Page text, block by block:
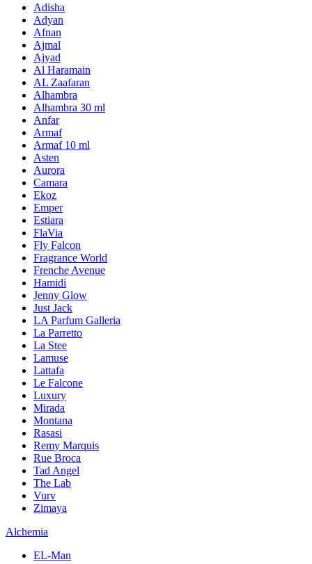
Adisha
Adyan
Afnan
Ajmal
Ajyad
Al Haramain
AL Zaafaran
Alhambra
Alhambra 30 ml
Anfar
Armaf
Armaf 10 ml
Asten
Aurora
Camara
Ekoz
Emper
Estiara
FlaVia
Fly Falcon
Fragrance World
Frenche Avenue
Hamidi
Jenny Glow
Just Jack
LA Parfum Galleria
La Parretto
La Stee
Lamuse
Lattafa
Le Falcone
Luxury
Mirada
Montana
Rasasi
Remy Marquis
Rue Broca
Tad Angel
The Lab
Vurv
Zimaya
Alchemia
EL-Man